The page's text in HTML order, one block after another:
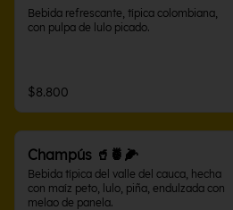
Bebida refrescante, típica colombiana,
con pulpa de lulo picado.
$8.800
Champús 🥤🍍🌽
Bebida típica del valle del cauca, hecha
con maíz peto, lulo, piña, endulzada con
melao de panela.